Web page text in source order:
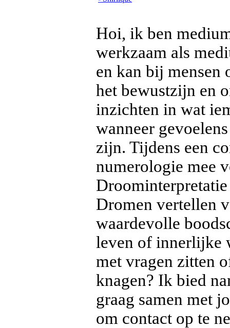
Hoi, ik ben
werkzaam als
en kan bij mensen
het bewustzijn en
inzichten in wat
wanneer
zijn. Tijdens een
numerologie mee
Dromen vertellen
waardevolle
leven of innerlijke
met vragen zitten
knagen? Ik bied
graag samen met
om contact op te